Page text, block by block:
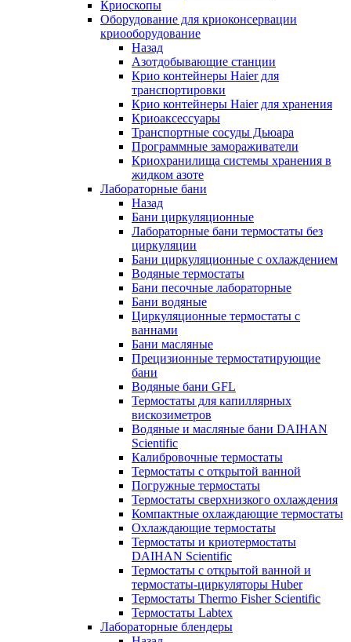
Криоскопы
Оборудование для криоконсервации
криооборудование
Назад
Азотдобывающие станции
Крио контейнеры Haier для
транспортировки
Крио контейнеры Haier для хранения
Криоаксессуары
Транспортные сосуды Дьюара
Программные замораживатели
Криохранилища системы хранения в
жидком азоте
Лабораторные бани
Назад
Бани циркуляционные
Лабораторные бани термостаты без
циркуляции
Бани циркуляционные с охлаждением
Водяные термостаты
Бани песочные лабораторные
Бани водяные
Циркуляционные термостаты с
ваннами
Бани масляные
Прецизионные термостатирующие
бани
Водяные бани GFL
Термостаты для капиллярных
вискозиметров
Водяные и масляные бани DAIHAN
Scientific
Калибровочные термостаты
Термостаты с открытой ванной
Погружные термостаты
Термостаты сверхнизкого охлаждения
Компактные охлаждающие термостаты
Охлаждающие термостаты
Термостаты и криотермостаты
DAIHAN Scientific
Термостаты с открытой ванной и
термостаты-циркуляторы Huber
Термостаты Thermo Fisher Scientific
Термостаты Labtex
Лабораторные блендеры